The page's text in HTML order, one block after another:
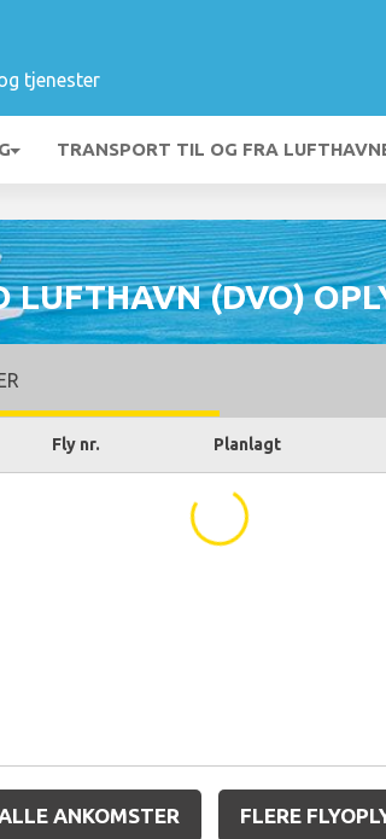
tjenester
TRANSPORT TIL OG FRA
LUFTHAVN (DVO)
Fly nr. Planlagt
...
ANKOMSTER FLERE